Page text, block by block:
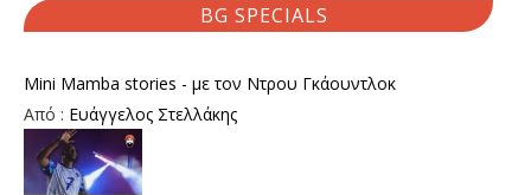
BG SPECIALS
Mini Mamba stories - με τον Ντρου Γκάουντλοκ
Από : Ευάγγελος Στελλάκης